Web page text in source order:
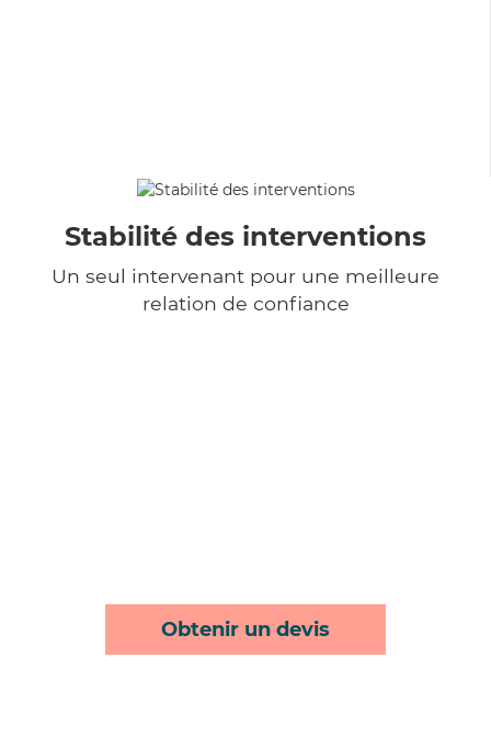
Stabilité des interventions
Un seul intervenant pour une meilleure
relation de confiance
Obtenir un devis